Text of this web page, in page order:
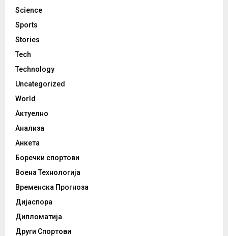
Science
Sports
Stories
Tech
Technology
Uncategorized
World
Актуелно
Анализа
Анкета
Боречки спортови
Воена Технологија
Временска Прогноза
Дијаспора
Дипломатија
Други Спортови